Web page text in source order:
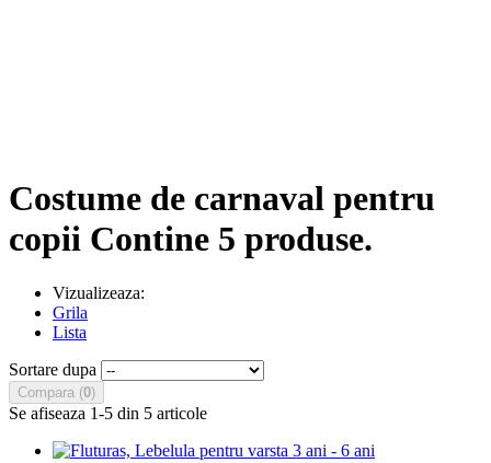
Costume de carnaval pentru
copii Contine 5 produse.
Vizualizeaza:
Grila
Lista
Sortare dupa
Compara (0)
Se afiseaza 1-5 din 5 articole